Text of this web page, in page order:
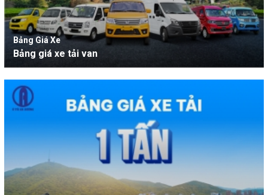
Bảng Giá Xe
Bảng giá xe tải van